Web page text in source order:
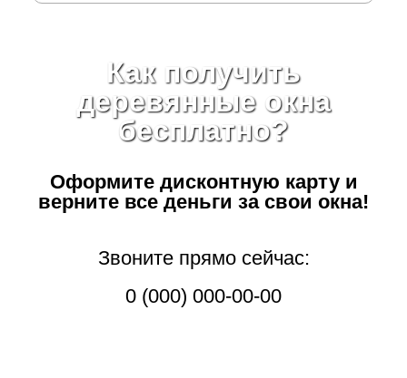
Как получить
деревянные окна
бесплатно?
Оформите дисконтную картуи
верните все деньги за свои окна!
Звоните прямо сейчас:
0 (000) 000-00-00